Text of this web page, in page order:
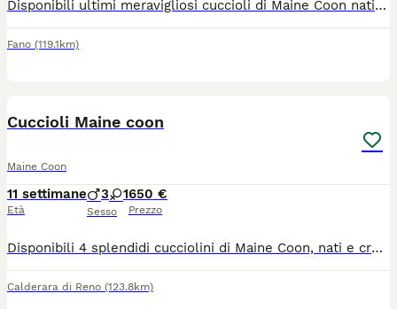
Disponibili ultimi meravigliosi cuccioli di Maine Coon nati il 06.04.2026, cresciuti in ambiente domestico con amore ed attenzione. Cuccioli molto socievoli abituati al contatto umano ed alla vita in famiglia. Saranno ceduti al compimento del terzo mese di età con le previste vaccinazioni effettuate, sverminazione, con microchip e libretto sanitario. Genitori con ecocardio regolare e test Fil/Felv negativi. Papà di taglia molto grande con struttura importante e mamma dal carattere dolcissimo, molto equilibrata ed affettuosa. Per ulteriori info, foto e video - contatto Whatsapp 3454323981
Fano (119.1km)
Cuccioli Maine coon
Maine Coon
11 settimane
Età
3 1
Sesso
650 €
Prezzo
Disponibili 4 splendidi cucciolini di Maine Coon, nati e cresciuti in ambiente familiare. Quando: Cedibili da Fine luglio . Salute: Consegnati con libretto sanitario, sverminati e con primo vaccino. Genitori: Visibili in loco (cuccioli ceduti senza pedigree). Per informazioni, foto o prenotazioni, contattami in privato!
Calderara di Reno (123.8km)